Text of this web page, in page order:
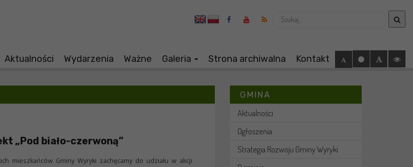
Wyszukaj
Aktualności Wydarzenia Ważne Galeria Strona archiwalna Kontakt
„Pod biało-czerwoną”
mieszkańców Gminy Wyryki zachęcamy do udziału w akcji
GMINA
Aktualności
Ogłoszenia
Strategia Rozwoju Gminy Wyryki